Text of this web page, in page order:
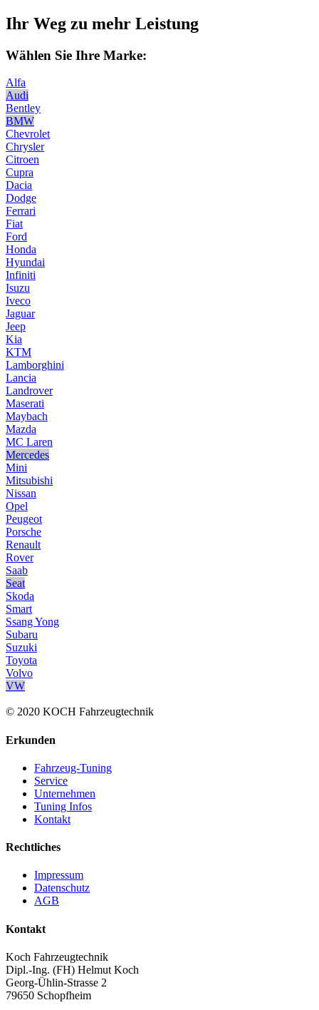
Ihr Weg zu mehr Leistung
Wählen Sie Ihre Marke:
Alfa
Audi
Bentley
BMW
Chevrolet
Chrysler
Citroen
Cupra
Dacia
Dodge
Ferrari
Fiat
Ford
Honda
Hyundai
Infiniti
Isuzu
Iveco
Jaguar
Jeep
Kia
KTM
Lamborghini
Lancia
Landrover
Maserati
Maybach
Mazda
MC Laren
Mercedes
Mini
Mitsubishi
Nissan
Opel
Peugeot
Porsche
Renault
Rover
Saab
Seat
Skoda
Smart
Ssang Yong
Subaru
Suzuki
Toyota
Volvo
VW
© 2020 KOCH Fahrzeugtechnik
Erkunden
Fahrzeug-Tuning
Service
Unternehmen
Tuning Infos
Kontakt
Rechtliches
Impressum
Datenschutz
AGB
Kontakt
Koch Fahrzeugtechnik
Dipl.-Ing. (FH) Helmut Koch
Georg-Ühlin-Strasse 2
79650 Schopfheim